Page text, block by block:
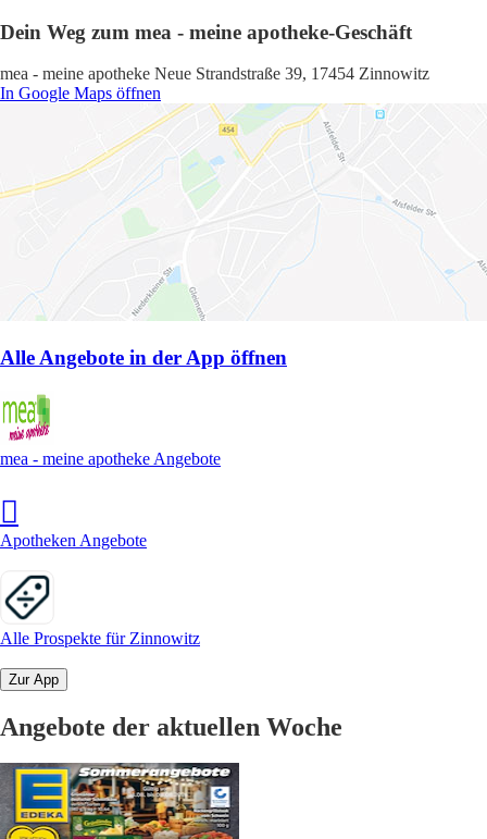
Dein Weg zum mea - meine apotheke-Geschäft
mea - meine apotheke Neue Strandstraße 39, 17454 Zinnowitz
In Google Maps öffnen
Alle Angebote in der App öffnen
mea - meine apotheke Angebote
Apotheken Angebote
Alle Prospekte für Zinnowitz
Zur App
Angebote der aktuellen Woche